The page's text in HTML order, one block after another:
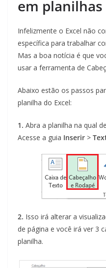
em planilhas
Infelizmente o Excel não
específica para trabalhar
Mas a boa notícia é que
usar a ferramenta de
Abaixo estão os passos
planilha do Excel:
1. Abra a planilha na qual
Acesse a guia Inserir >
2. Isso irá alterar a
de página e você irá ver 3
planilha.